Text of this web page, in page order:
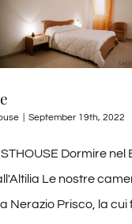
September 19th, 2022
Dormire
Le nostre
Nerazio Prisco, la